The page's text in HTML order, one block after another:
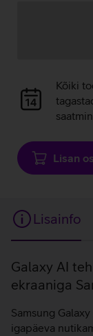
Andmete
laadimine
Kõiki
Lisan
Lisainfo
Lisainfo
Galaxy AI
ekraaniga
Samsung
igapäeva